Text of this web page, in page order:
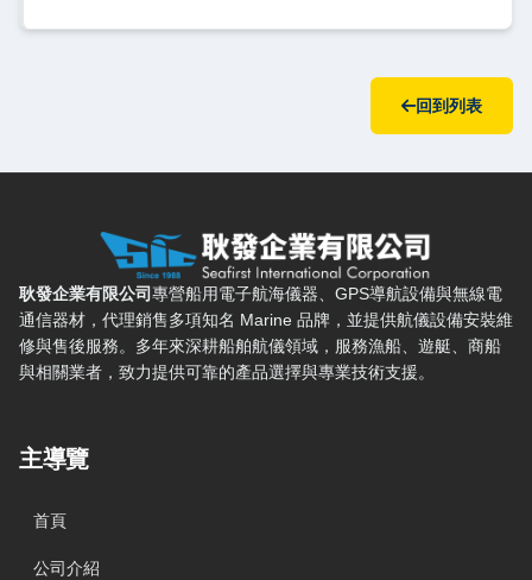
回到列表
耿發企業有限公司 — 網站概要、主導覽與聯絡方式
耿發企業有限公司專營船用電子航海儀器、GPS導航設備與無線電
通信器材，代理銷售多項知名 Marine 品牌，並提供航儀設備安裝維
修與售後服務。多年來深耕船舶航儀領域，服務漁船、遊艇、商船
與相關業者，致力提供可靠的產品選擇與專業技術支援。
主導覽
首頁
公司介紹